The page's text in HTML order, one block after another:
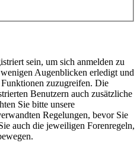
sein, um sich anmelden zu
Augenblicken erledigt und
zuzugreifen. Die
Benutzern auch zusätzliche
Sie bitte unsere
Regelungen, bevor Sie
auch die jeweiligen Forenregeln,